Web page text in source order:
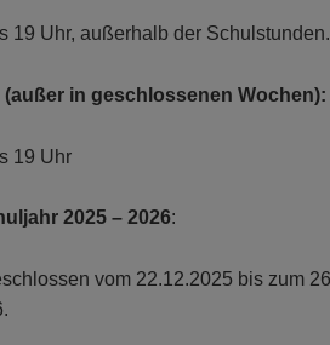
19 Uhr, außerhalb der Schulstunden.
in geschlossenen Wochen):
19 Uhr
2025 – 2026:
vom 22.12.2025 bis zum